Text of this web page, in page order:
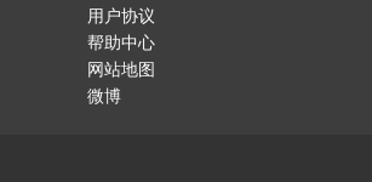
用户协议
帮助中心
网站地图
微博